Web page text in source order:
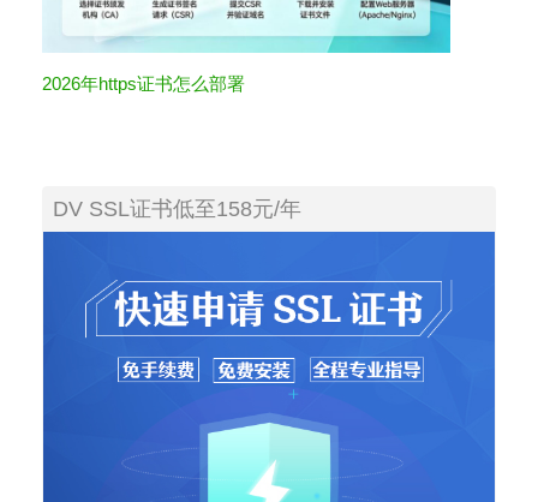
2026年https证书怎么部署
DV SSL证书低至158元/年